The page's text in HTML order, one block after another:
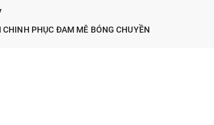
PHỤC ĐAM MÊ BÓNG CHUYỀN